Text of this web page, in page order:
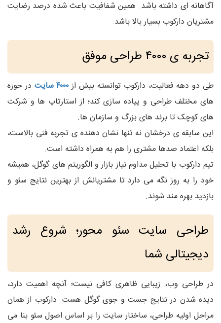
آگاهانه‌ ای داشته باشد. همین شفافیت باعث شده درصد رضایت
مشتریان دارکوب بسیار بالا باشد.
تجربه‌ ی ۴۰۰۰ طراحی موفق
طی دو دهه فعالیت، دارکوب توانسته بیش از۴۰۰۰ سایت
در حوزه‌
های مختلف طراحی و پیاده‌ سازی کند؛ از استارتاپ‌ ها و شرکت‌
های کوچک تا برند های بزرگ و سازمان‌ ها.
این سابقه‌ ی درخشان نه‌ تنها نشان‌ دهنده‌ ی تجربه فنی بالاست،
بلکه اعتماد صدها مشتری را هم به همراه داشته است.
تیم دارکوب با تحلیل مداوم نیاز بازار و الگوریتم‌ های گوگل، همیشه
خود را به‌ روز نگه می‌ دارد تا مشتریانش از بهترین نتایج سئو و
بازدید بهره‌ مند شوند.
طراحی سایت سئو محور؛ شروع رشد
دیجیتالی شما
در طراحی وب، زیبایی ظاهری کافی نیست؛ آنچه اهمیت دارد،
دیده شدن در نتایج جست‌ و جوی گوگل هست. دارکوب از همان
مراحل اولیه طراحی، ساختار سایت را بر اساس اصول سئو بنا می‌